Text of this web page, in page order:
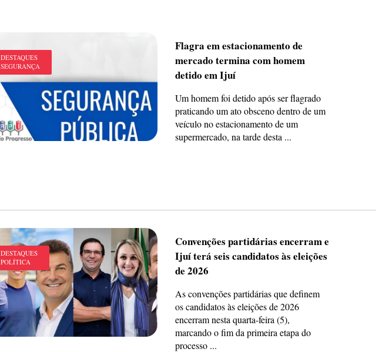
DESTAQUES
SEGURANÇA
Flagra em estacionamento de
mercado termina com homem
detido em Ijuí
Um homem foi detido após ser flagrado
praticando um ato obsceno dentro de um
veículo no estacionamento de um
supermercado, na tarde desta ...
DESTAQUES
POLÍTICA
Convenções partidárias encerram e
Ijuí terá seis candidatos às eleições
de 2026
As convenções partidárias que definem
os candidatos às eleições de 2026
encerram nesta quarta-feira (5),
marcando o fim da primeira etapa do
processo ...